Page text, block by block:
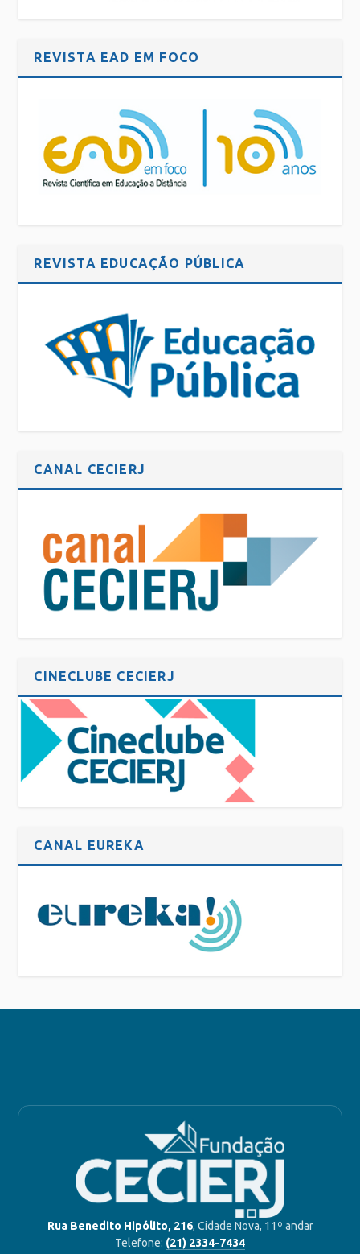
REVISTA EAD EM FOCO
REVISTA EDUCAÇÃO PÚBLICA
CANAL CECIERJ
CINECLUBE CECIERJ
CANAL EUREKA
Rua Benedito Hipólito, 216, Cidade Nova, 11º andar
Telefone: (21) 2334-7434